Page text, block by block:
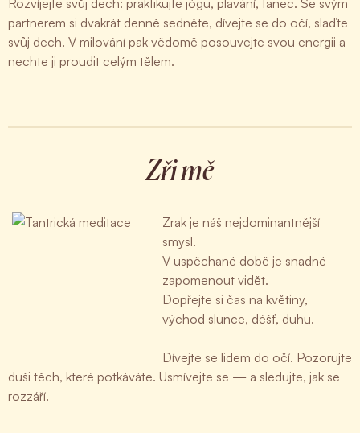
Rozvíjejte svůj dech: praktikujte jógu, plavání, tanec. Se svým
partnerem si dvakrát denně sedněte, dívejte se do očí, slaďte
svůj dech. V milování pak vědomě posouvejte svou energii a
nechte ji proudit celým tělem.
Zři mě
Zrak je náš nejdominantnější
smysl.
V uspěchané době je snadné
zapomenout vidět.
Dopřejte si čas na květiny,
východ slunce, déšť, duhu.
Dívejte se lidem do očí. Pozorujte
duši těch, které potkáváte. Usmívejte se — a sledujte, jak se
rozzáří.